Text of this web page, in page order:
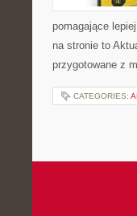
pomagające
na stronie to
przygotowane z
CATEGORIES: